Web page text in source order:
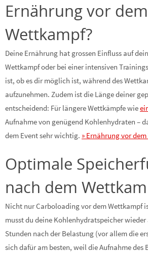
Ernährung vor dem
Wettkampf?
Deine Ernährung hat grossen Einfluss auf
Wettkampf oder bei einer intensiven
ist, ob es dir möglich ist, während des
aufzunehmen. Zudem ist die Länge deiner
entscheidend: Für längere Wettkämpfe wie
Aufnahme von genügend Kohlenhydraten –
dem Event sehr wichtig. » Ernährung vor
Optimale
nach dem
Nicht nur Carboloading vor dem Wettkampf
musst du deine Kohlenhydratspeicher
Stunden nach der Belastung (vor allem die
sich dafür am besten, weil die Aufnahme des